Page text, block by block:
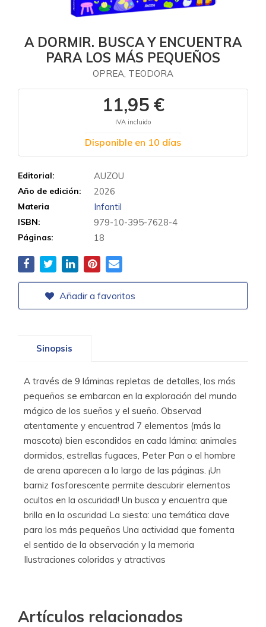
A DORMIR. BUSCA Y ENCUENTRA
PARA LOS MÁS PEQUEÑOS
OPREA, TEODORA
11,95 €
IVA incluido
Disponible en 10 días
Editorial: AUZOU
Año de edición: 2026
Materia Infantil
ISBN: 979-10-395-7628-4
Páginas: 18
Añadir a favoritos
Sinopsis
A través de 9 láminas repletas de detalles, los más
pequeños se embarcan en la exploración del mundo
mágico de los sueños y el sueño. Observad
atentamente y encuentrad 7 elementos (más la
mascota) bien escondidos en cada lámina: animales
dormidos, estrellas fugaces, Peter Pan o el hombre
de arena aparecen a lo largo de las páginas. ¡Un
barniz fosforescente permite descubrir elementos
ocultos en la oscuridad! Un busca y encuentra que
brilla en la oscuridad La siesta: una temática clave
para los más pequeños Una actividad que fomenta
el sentido de la observación y la memoria
Ilustraciones coloridas y atractivas
Artículos relacionados